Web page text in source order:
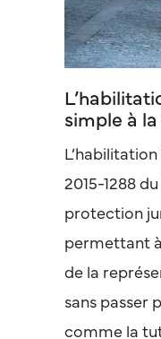
simple à
2015-1288
protection
permettant
de la
sans passer
comme la